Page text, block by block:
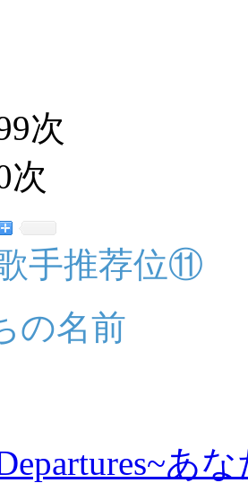
次
次
手推荐位⑪
の名前
あ